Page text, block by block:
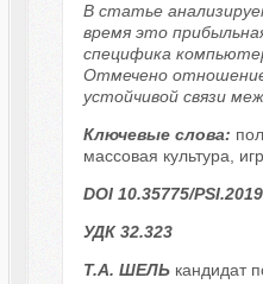
В статье
время это
специфика
Отмечено
устойчивой связи
Ключевые слова:
массовая культура,
DOI 10.35775/
УДК 32.323
Т.А. ШЕЛЬкандидат